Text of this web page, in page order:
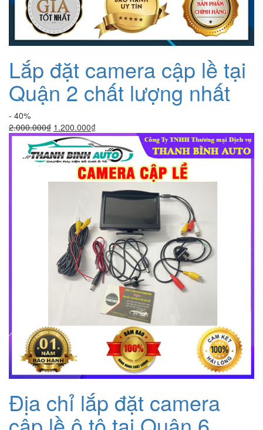
Lắp đặt camera cập lề tại
Quận 2 chất lượng nhất
- 40%
2.000.000₫ Giá
gốc
là:
2.000.000₫.
1.200.000₫Giá
hiện
tại
là:
1.200.000₫.
Địa chỉ lắp đặt camera